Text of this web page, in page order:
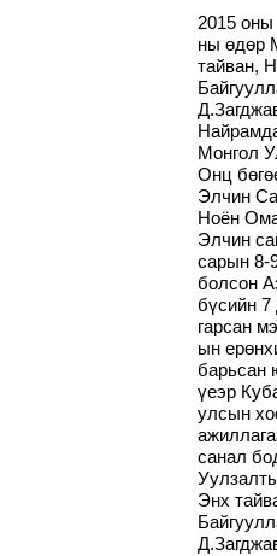
2015
ны өдөр
тайван,
Монгол
Онц
Элчин
Ноён
Элчин
сарын 8-
болсон
бүсийн 7
гарсан
ын
барьсан
үеэр
улсын
санал
Энх